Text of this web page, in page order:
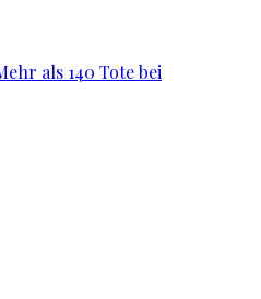
als 140 Tote bei